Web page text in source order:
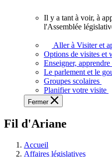
voir,
apprendre
et
à
à
législative.
Il y a tant à voir, à
l'Assemblée
Aller à Visiter et
Options de visites et
Enseigner,
Le parlement et le
Groupes scolaires
Planifier votre visite
Fermer
Fil d'Ariane
Accueil
Affaires législatives